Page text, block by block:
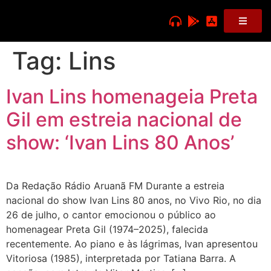
Tag: Lins
Ivan Lins homenageia Preta
Gil em estreia nacional de
show: ‘Ivan Lins 80 Anos’
Da Redação Rádio Aruanã FM Durante a estreia
nacional do show Ivan Lins 80 anos, no Vivo Rio, no dia
26 de julho, o cantor emocionou o público ao
homenagear Preta Gil (1974–2025), falecida
recentemente. Ao piano e às lágrimas, Ivan apresentou
Vitoriosa (1985), interpretada por Tatiana Barra. A